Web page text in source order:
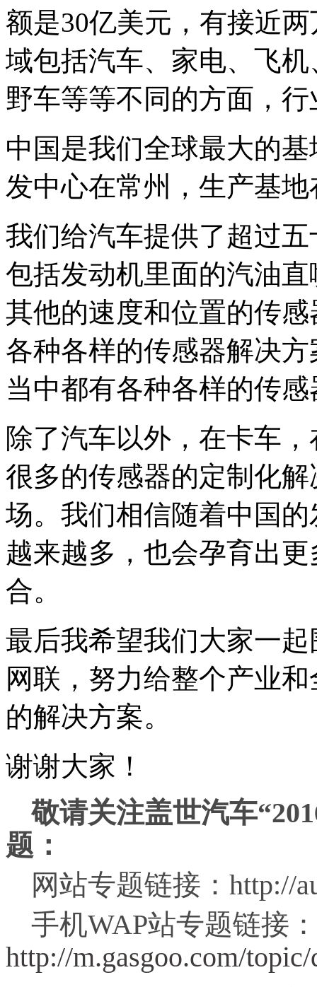
额是30亿美元，有接近
域包括汽车、家电、飞
野车等等不同的方面，
中国是我们全球最大的
发中心在常州，生产基
我们给汽车提供了超过
包括发动机里面的汽油
其他的速度和位置的传
各种各样的传感器解决
当中都有各种各样的传
除了汽车以外，在卡车
很多的传感器的定制化
场。我们相信随着中国
越来越多，也会孕育出
合。
最后我希望我们大家一
网联，努力给整个产业
的解决方案。
谢谢大家！
敬请关注盖世汽车
题：
网站专题链接：http://
手机WAP站专题链接：
http://m.gasgoo.com/